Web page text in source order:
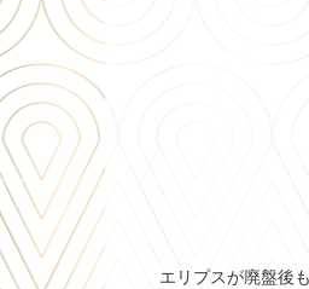
エリプスが廃盤後